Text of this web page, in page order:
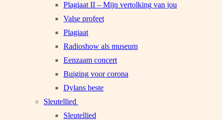
Plagiaat II – Mijn vertolking van jou
Valse profeet
Plagiaat
Radioshow als museum
Eenzaam concert
Buiging voor corona
Dylans beste
Sleutellied
Sleutellied